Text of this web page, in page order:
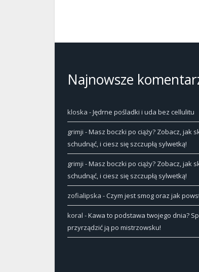
Najnowsze
kloska -Jędrne pośladki i uda bez cellulitu
grimji -Masz boczki po ciąży? Zobacz, jak
schudnąć, i ciesz się szczupłą sylwetką!
grimji -Masz boczki po ciąży? Zobacz, jak
schudnąć, i ciesz się szczupłą sylwetką!
zofialipska -Czym jest smog oraz jak
koral -Kawa to podstawa twojego dnia?
przyrządzić ją po mistrzowsku!